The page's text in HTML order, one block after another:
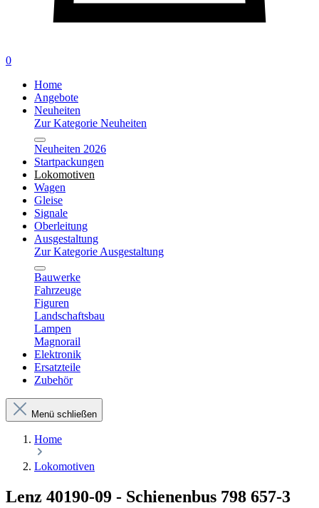
0
Home
Angebote
Neuheiten
Zur Kategorie Neuheiten
Neuheiten 2026
Startpackungen
Lokomotiven
Wagen
Gleise
Signale
Oberleitung
Ausgestaltung
Zur Kategorie Ausgestaltung
Bauwerke
Fahrzeuge
Figuren
Landschaftsbau
Lampen
Magnorail
Elektronik
Ersatzteile
Zubehör
Menü schließen
Home
Lokomotiven
Lenz 40190-09 - Schienenbus 798 657-3